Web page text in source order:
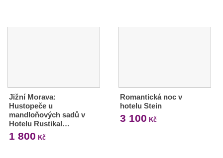
Jižní Morava:
Hustopeče u
mandloňových sadů v
Hotelu Rustikal…
1 800 Kč
Romantická noc v
hotelu Stein
3 100 Kč